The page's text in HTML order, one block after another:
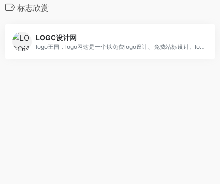
标志欣赏
LOGO设计网
logo王国，logo网这是一个以免费logo设计、免费站标设计、logo征集、标志欣赏、logo意义为主打的logo门户站，收集所有logo、标志、会徵、吉祥物意义，被誉为中国logo第一门户站